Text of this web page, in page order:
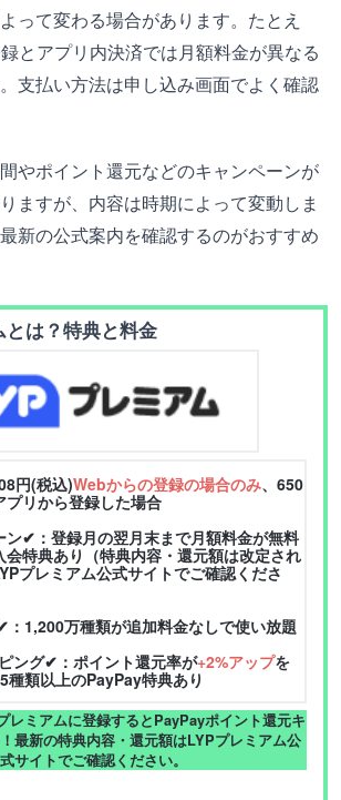
って変わる場合があります。たとえ
とアプリ内決済では月額料金が異なる
支払い方法は申し込み画面でよく確認
やポイント還元などのキャンペーンが
ますが、内容は時期によって変動しま
新の公式案内を確認するのがおすすめ
とは？特典と料金
円(税込)Webからの登録の場合のみ、650
プリから登録した場合
ン✔：登録月の翌月末まで月額料金が無料
会特典あり（特典内容・還元額は改定され
プレミアム公式サイトでご確認くださ
1,200万種類が追加料金なしで使い放題
ング✔：ポイント還元率が+2%アップを
種類以上のPayPay特典あり
レミアムに登録するとPayPayポイント還元キ
最新の特典内容・還元額はLYPプレミアム公
式サイトでご確認ください。